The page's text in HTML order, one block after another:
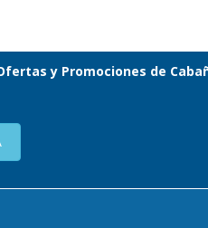
y Promociones de